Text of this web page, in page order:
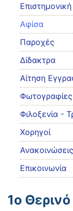
Αφίσα
Παροχές
Δίδακτρα
Αίτηση
Φωτογραφίες
Φιλοξενία -
Χορηγοί
Επικοινωνία
1o